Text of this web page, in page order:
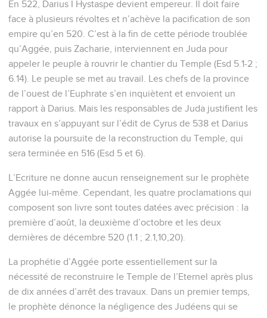
En 522, Darius I Hystaspe devient empereur. Il doit faire
face à plusieurs révoltes et n’achève la pacification de son
empire qu’en 520. C’est à la fin de cette période troublée
qu’Aggée, puis Zacharie, interviennent en Juda pour
appeler le peuple à rouvrir le chantier du Temple (Esd 5.1-2 ;
6.14). Le peuple se met au travail. Les chefs de la province
de l’ouest de l’Euphrate s’en inquiètent et envoient un
rapport à Darius. Mais les responsables de Juda justifient les
travaux en s’appuyant sur l’édit de Cyrus de 538 et Darius
autorise la poursuite de la reconstruction du Temple, qui
sera terminée en 516 (Esd 5 et 6).
L’Ecriture ne donne aucun renseignement sur le prophète
Aggée lui-même. Cependant, les quatre proclamations qui
composent son livre sont toutes datées avec précision : la
première d’août, la deuxième d’octobre et les deux
dernières de décembre 520 (1.1 ; 2.1,10,20).
La prophétie d’Aggée porte essentiellement sur la
nécessité de reconstruire le Temple de l’Eternel après plus
de dix années d’arrêt des travaux. Dans un premier temps,
le prophète dénonce la négligence des Judéens qui se